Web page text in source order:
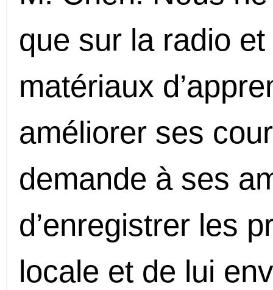
que sur la radio
matériaux
améliorer ses
demande à ses
d’enregistrer les
locale et de lui